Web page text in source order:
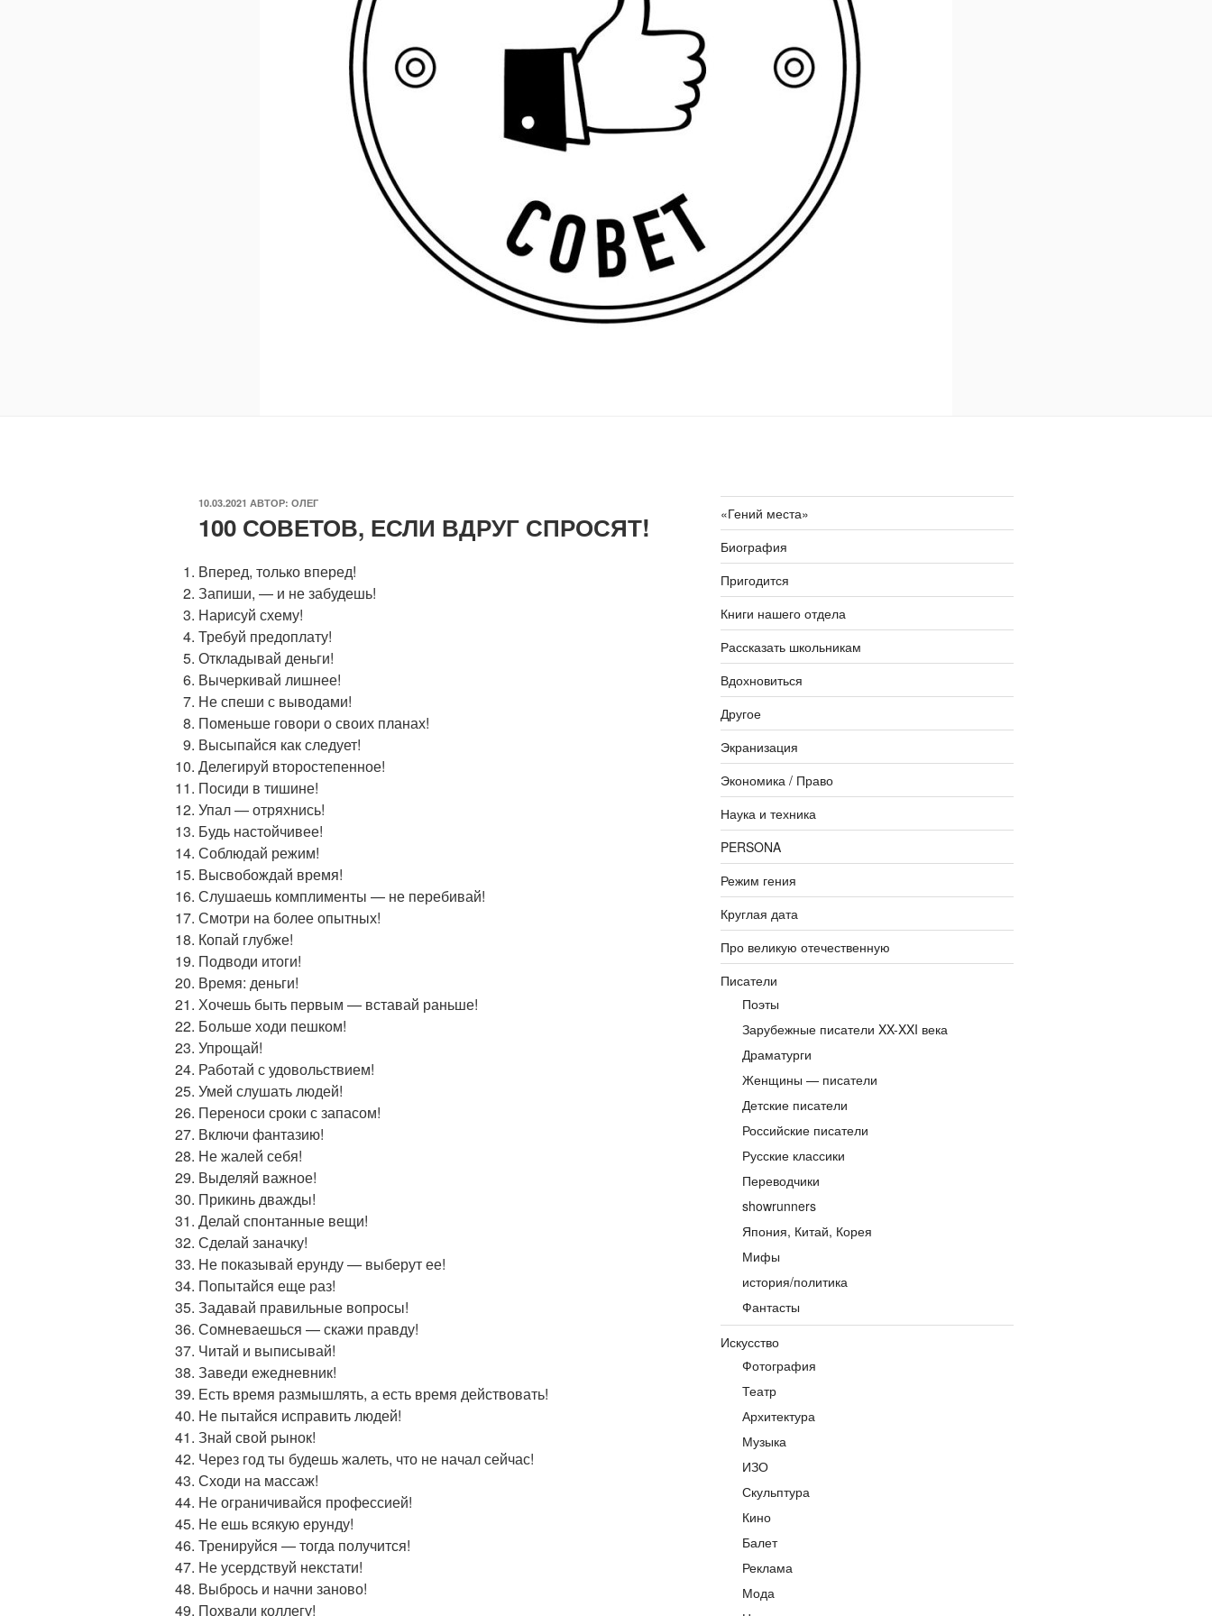
ОПУБЛИКОВАНО
10.03.2021 АВТОР: ОЛЕГ
100 СОВЕТОВ, ЕСЛИ ВДРУГ СПРОСЯТ!
Вперед, только вперед!
Запиши, — и не забудешь!
Нарисуй схему!
Требуй предоплату!
Откладывай деньги!
Вычеркивай лишнее!
Не спеши с выводами!
Поменьше говори о своих планах!
Высыпайся как следует!
Делегируй второстепенное!
Посиди в тишине!
Упал — отряхнись!
Будь настойчивее!
Соблюдай режим!
Высвобождай время!
Слушаешь комплименты — не перебивай!
Смотри на более опытных!
Копай глубже!
Подводи итоги!
Время: деньги!
Хочешь быть первым — вставай раньше!
Больше ходи пешком!
Упрощай!
Работай с удовольствием!
Умей слушать людей!
Переноси сроки с запасом!
Включи фантазию!
Не жалей себя!
Выделяй важное!
Прикинь дважды!
Делай спонтанные вещи!
Сделай заначку!
Не показывай ерунду — выберут ее!
Попытайся еще раз!
Задавай правильные вопросы!
Сомневаешься — скажи правду!
Читай и выписывай!
Заведи ежедневник!
Есть время размышлять, а есть время действовать!
Не пытайся исправить людей!
Знай свой рынок!
Через год ты будешь жалеть, что не начал сейчас!
Сходи на массаж!
Не ограничивайся профессией!
Не ешь всякую ерунду!
Тренируйся — тогда получится!
Не усердствуй некстати!
Выбрось и начни заново!
Похвали коллегу!
«Гений места»
Биография
Пригодится
Книги нашего отдела
Рассказать школьникам
Вдохновиться
Другое
Экранизация
Экономика / Право
Наука и техника
PERSONA
Режим гения
Круглая дата
Про великую отечественную
Писатели
Поэты
Зарубежные писатели XX-XXI века
Драматурги
Женщины — писатели
Детские писатели
Российские писатели
Русские классики
Переводчики
showrunners
Япония, Китай, Корея
Мифы
история/политика
Фантасты
Искусство
Фотография
Театр
Архитектура
Музыка
ИЗО
Скульптура
Кино
Балет
Реклама
Мода